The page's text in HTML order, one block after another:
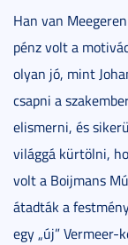
Han van
pénz volt a
olyan jó, mint
csapni a
elismerni, és
világgá kürtölni,
volt a Boijmans
átadták a
egy „új” Vermeer-